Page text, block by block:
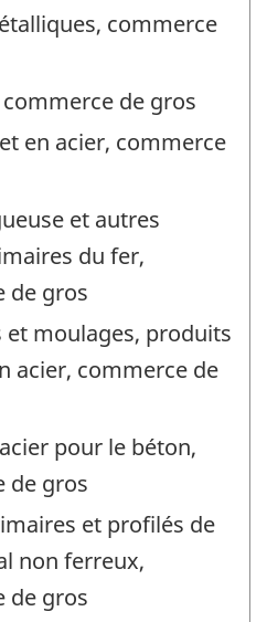
commerce
de gros
en acier, commerce
et autres
du fer,
de gros
et moulages, produits
acier, commerce de
pour le béton,
de gros
et profilés de
non ferreux,
de gros